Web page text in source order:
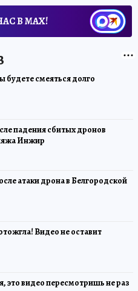
В МАХ!
будете смеяться долго
падения сбитых дронов
Инжир
атаки дрона в Белгородской
Видео не оставит
это видео пересмотришь не раз